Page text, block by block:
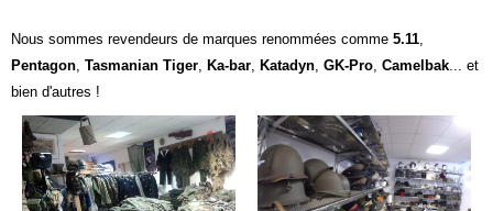
Nous sommes revendeurs de marques renommées comme 5.11
Pentagon Tasmanian Tiger Ka-bar Katadyn GK-Pro Camelbak ... et
bien d'autres !